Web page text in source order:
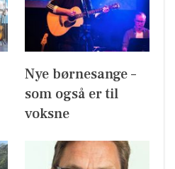
Nye børnesange –
som også er til
voksne